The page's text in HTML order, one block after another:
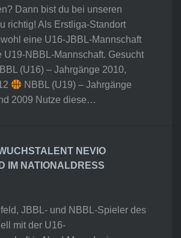
Dann bist du bei unseren
richtig! Als Erstliga-Standort
eine U16-JBBL-Mannschaft
U19-NBBL-Mannschaft. Gesucht
(U16) – Jahrgänge 2010,
NBBL (U19) – Jahrgänge
2009 Nutze diese…
NEVIO
IM NATIONALDRESS
JBBL- und NBBL-Spieler des
mit der U16-